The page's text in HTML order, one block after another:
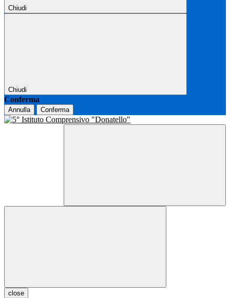
Chiudi
Chiudi
Conferma
Annulla Conferma
close